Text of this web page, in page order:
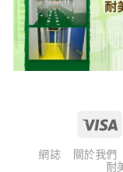
網誌 關於我們
耐